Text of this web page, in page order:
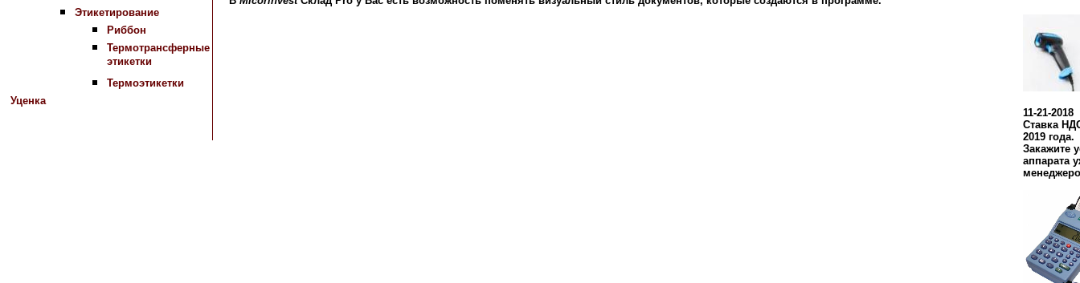
Этикетирование
Риббон
Термотрансферные
этикетки
Термоэтикетки
Уценка
11-21-2018
Ставка
2019 года.
Закажите
аппарата